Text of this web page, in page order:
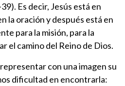
Es decir, Jesús está en
la oración y después está en
para la misión, para la
el camino del Reino de Dios.
con una imagen su
dificultad en encontrarla: